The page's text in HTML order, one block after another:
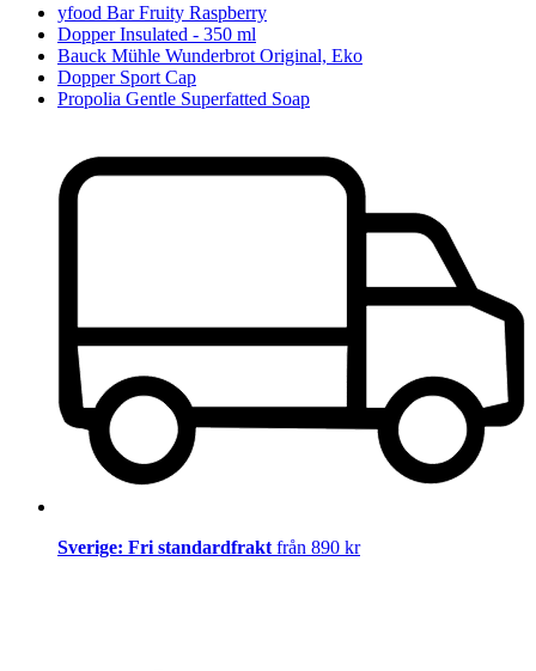
yfood Bar Fruity Raspberry
Dopper Insulated - 350 ml
Bauck Mühle Wunderbrot Original, Eko
Dopper Sport Cap
Propolia Gentle Superfatted Soap
Sverige: Fri standardfrakt från 890 kr